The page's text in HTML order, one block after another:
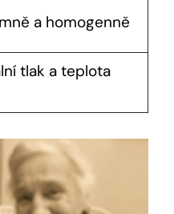
a homogenně
tlak a teplota